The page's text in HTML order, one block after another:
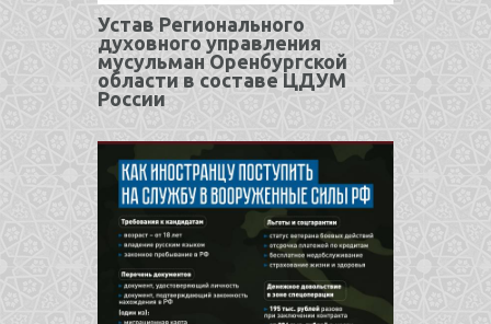
Устав Регионального
духовного управления
мусульман Оренбургской
области в составе ЦДУМ
России